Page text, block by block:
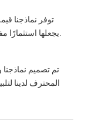
توفر نماذجنا
يجعلها استثمارًا مفيدًا لمشاريع البناء الخاصة بك.
تم تصميم
المحترف لدينا